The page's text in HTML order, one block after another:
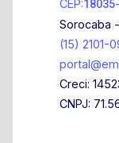
Pista de
Espaço kids Ótima oportunidade! Agende já sua
visita e
deste imóvel!
CEP:
Sorocaba
(15) 2101-
Creci:
CNPJ: